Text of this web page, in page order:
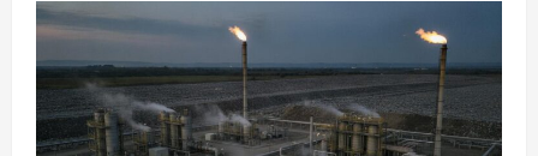
я
п
о